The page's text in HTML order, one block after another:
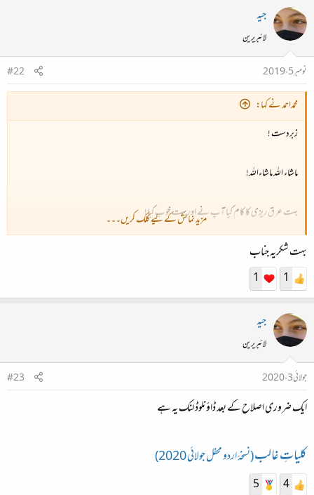
جیہ
لائبریرین
نومبر 5، 2019
#22
محمداحمد نے کہا:
زبردست !
ماشاء اللہ ماشاءاللہ!
بہت عرق ریزی کا کام کیا آپ نے اور بہت خوب کیا!
ماشاءاللہ ! بہت بہت مبارکباد قبول کیجے۔
مزید نمائش کے لیے کلک کریں۔۔۔
بہت شکریہ جناب
1
1
جیہ
لائبریرین
جولائی 3، 2020
#23
ایک ضروری اصلاح کے بعد ڈاؤنلوڈ لنک یہ ہے
کلیاتِ غالب(نسخۂ اردو محفل جولائی 2020)
4
5